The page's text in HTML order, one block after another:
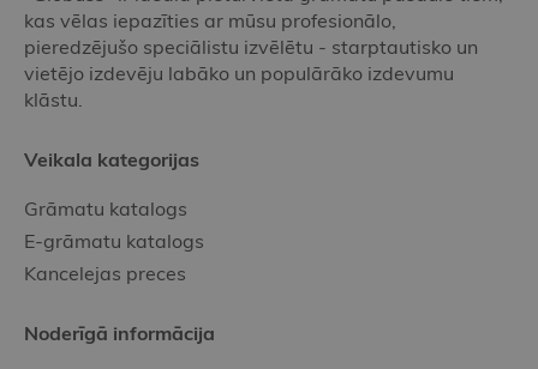
kas vēlas iepazīties ar mūsu profesionālo,
pieredzējušo speciālistu izvēlētu - starptautisko un
vietējo izdevēju labāko un populārāko izdevumu
klāstu.
Veikala kategorijas
Grāmatu katalogs
E-grāmatu katalogs
Kancelejas preces
Noderīgā informācija